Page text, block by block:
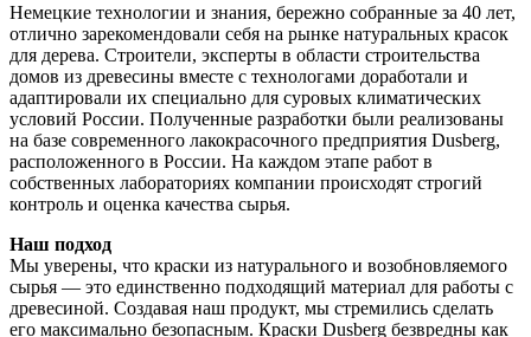
Немецкие технологии и знания, бережно собранные за 40 лет,
отлично зарекомендовали себя на рынке натуральных красок
для дерева. Строители, эксперты в области строительства
домов из древесины вместе с технологами доработали и
адаптировали их специально для суровых климатических
условий России. Полученные разработки были реализованы
на базе современного лакокрасочного предприятия Dusberg,
расположенного в России. На каждом этапе работ в
собственных лабораториях компании происходят строгий
контроль и оценка качества сырья.
Наш подход
Мы уверены, что краски из натурального и возобновляемого
сырья — это единственно подходящий материал для работы с
древесиной. Создавая наш продукт, мы стремились сделать
его максимально безопасным. Краски Dusberg безвредны как